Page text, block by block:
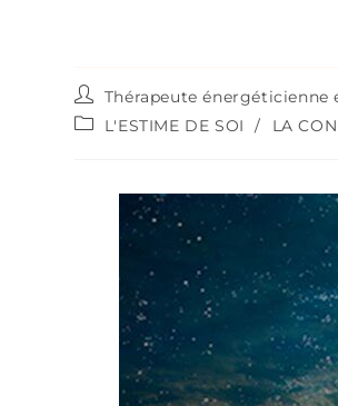
Thérapeute énergéticienne
L'ESTIME DE SOI
/ LA